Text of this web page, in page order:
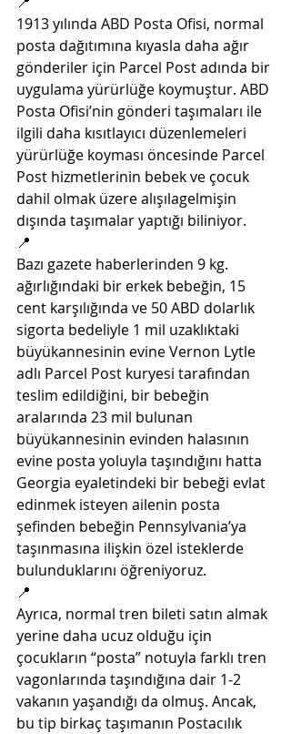
1913 yılında ABD Posta Ofisi, normal
posta dağıtımına kıyasla daha ağır
gönderiler için Parcel Post adında bir
uygulama yürürlüğe koymuştur. ABD
Posta Ofisi’nin gönderi taşımaları ile
ilgili daha kısıtlayıcı düzenlemeleri
yürürlüğe koyması öncesinde Parcel
Post hizmetlerinin bebek ve çocuk
dahil olmak üzere alışılagelmişin
dışında taşımalar yaptığı biliniyor.
📍
Bazı gazete haberlerinden 9 kg.
ağırlığındaki bir erkek bebeğin, 15
cent karşılığında ve 50 ABD dolarlık
sigorta bedeliyle 1 mil uzaklıktaki
büyükannesinin evine Vernon Lytle
adlı Parcel Post kuryesi tarafından
teslim edildiğini, bir bebeğin
aralarında 23 mil bulunan
büyükannesinin evinden halasının
evine posta yoluyla taşındığını hatta
Georgia eyaletindeki bir bebeği evlat
edinmek isteyen ailenin posta
şefinden bebeğin Pennsylvania’ya
taşınmasına ilişkin özel isteklerde
bulunduklarını öğreniyoruz.
📍
Ayrıca, normal tren bileti satın almak
yerine daha ucuz olduğu için
çocukların “posta” notuyla farklı tren
vagonlarında taşındığına dair 1-2
vakanın yaşandığı da olmuş. Ancak,
bu tip birkaç taşımanın Postacılık